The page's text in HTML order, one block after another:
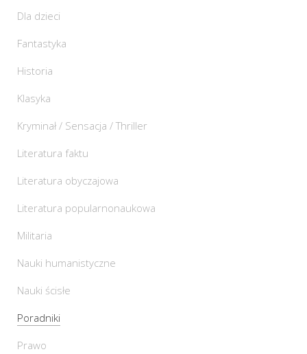
Dla dzieci
Fantastyka
Historia
Klasyka
Kryminał / Sensacja / Thriller
Literatura faktu
Literatura obyczajowa
Literatura popularnonaukowa
Militaria
Nauki humanistyczne
Nauki ścisłe
Poradniki
Prawo